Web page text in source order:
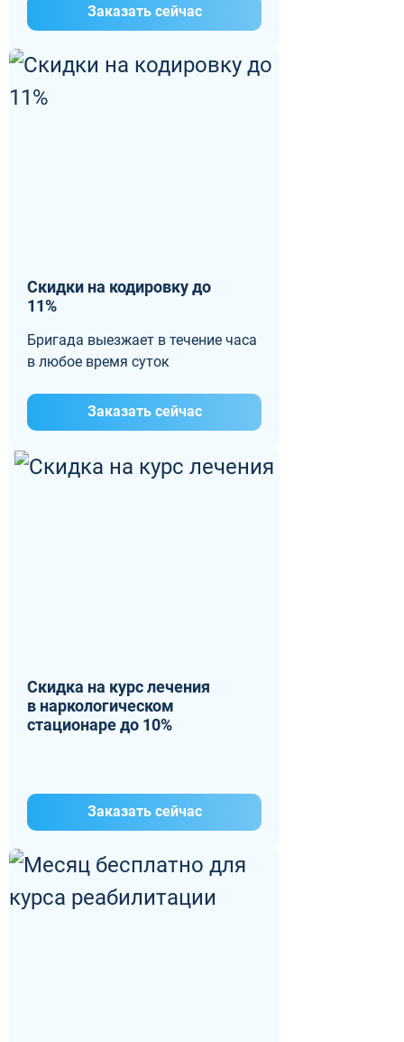
Заказать сейчас
Скидки на кодировку до
11%
Бригада выезжает в течение часа
в любое время суток
Заказать сейчас
Скидка на курс лечения
в наркологическом
стационаре до 10%
Заказать сейчас